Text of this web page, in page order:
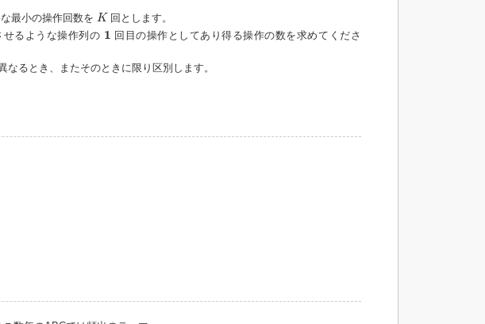
最小の操作回数を K
K 回とします。
せるような操作列の 1
1 回目の操作としてあり得る操作の数を求めてくださ
なるとき、またそのときに限り区別します。